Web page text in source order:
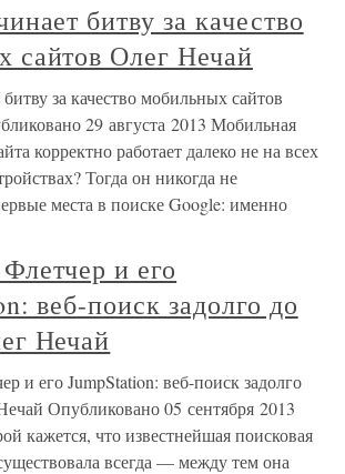
битву за качество
сайтов Олег Нечай
за качество мобильных сайтов
29 августа 2013 Мобильная
корректно работает далеко не на всех
Тогда он никогда не
места в поиске Google: именно
и его
веб-поиск задолго до
Нечай
и его JumpStation: веб-поиск задолго
Опубликовано 05 сентября 2013
кажется, что известнейшая поисковая
всегда — между тем она